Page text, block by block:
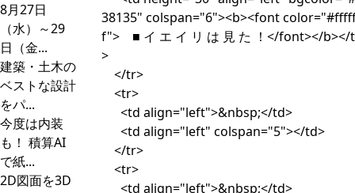
8月27日
（水）～29
日（金...
建築・土木の
ベストな設計
をパ...
今度は内装
も！ 積算AI
で紙...
2D図面を3D
38135" colspan="6"><b><font
f"> ■ イ エ イ リ は 見 た ！</font></b></
>
</tr>
<tr>
<td align="left">&nbsp;</td>
<td align="left" colspan="5"></td>
</tr>
<tr>
<td align="left">&nbsp;</td>